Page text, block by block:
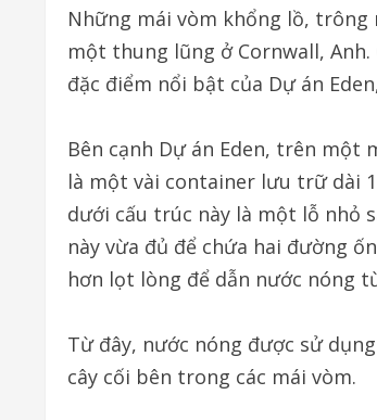
Những mái vòm khổng lồ,
một thung lũng ở Cornwall,
đặc điểm nổi bật của Dự án
Bên cạnh Dự án Eden, trên
là một vài container lưu trữ dài
dưới cấu trúc này là một lỗ nhỏ
này vừa đủ để chứa hai đường
hơn lọt lòng để dẫn nước nóng
Từ đây, nước nóng được sử
cây cối bên trong các mái vòm.